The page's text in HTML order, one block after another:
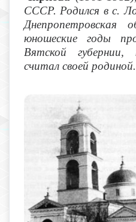
СССР. Родился в с.
Днепропетровская
юношеские годы
Вятской
считал своей родиной.